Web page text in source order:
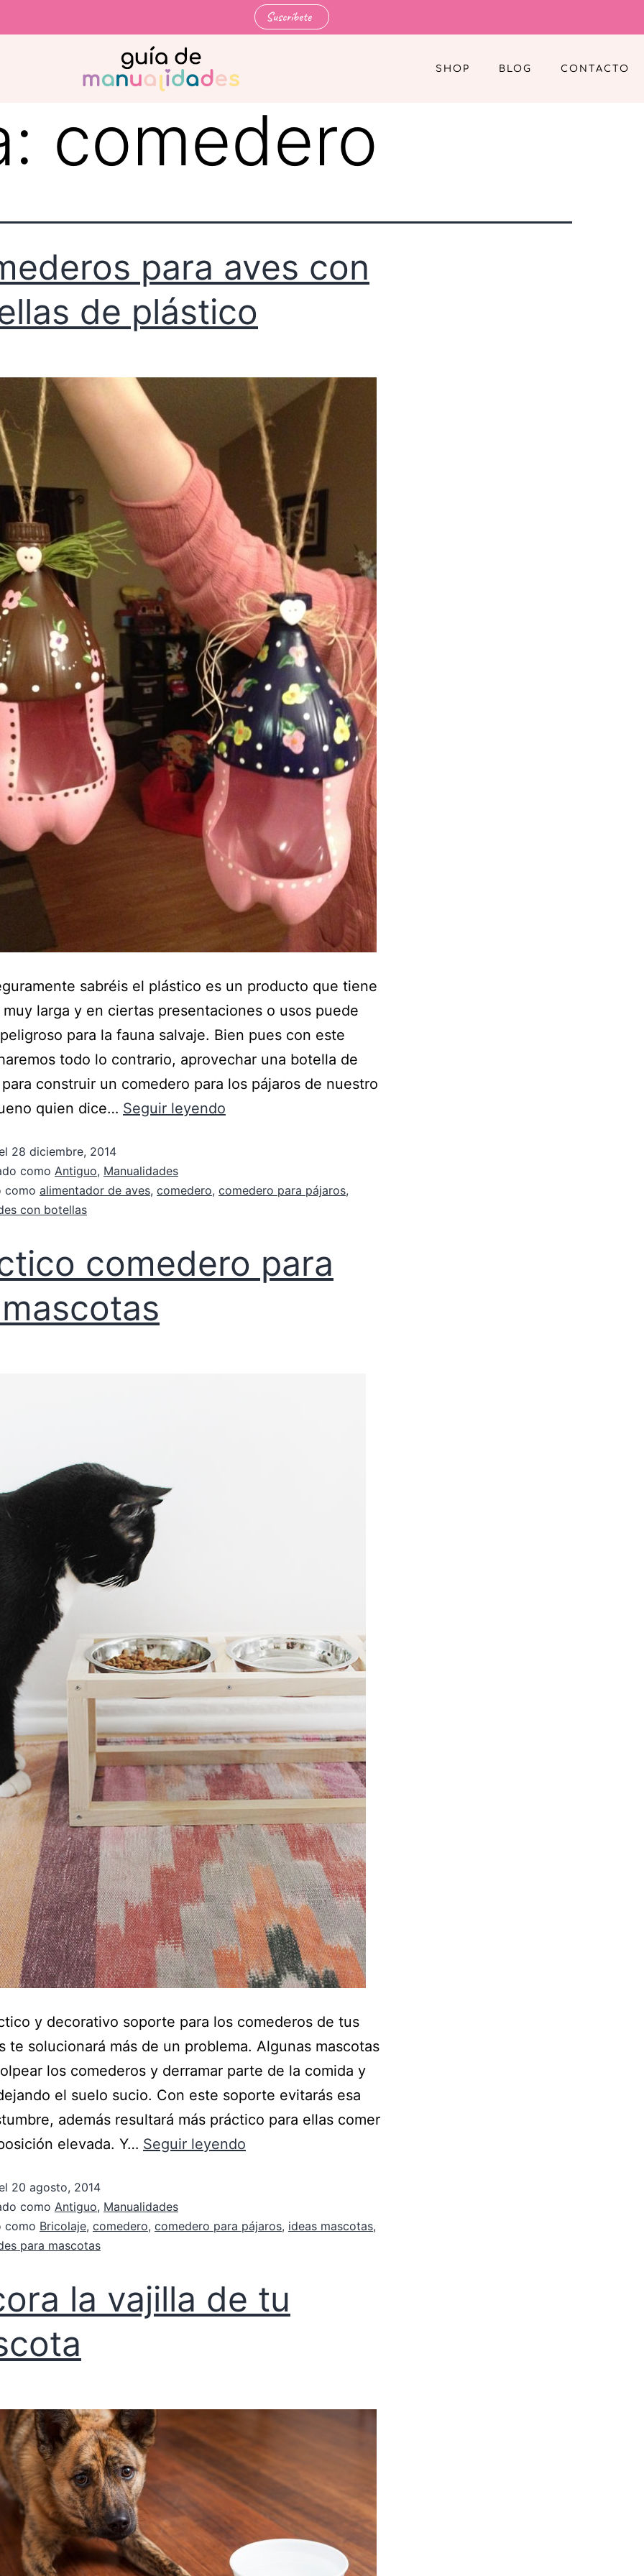
Suscríbete
SHOP BLOG CONTACTO
comedero
para aves con
de plástico
sabréis el plástico es un producto que tiene
larga y en ciertas presentaciones o usos puede
para la fauna salvaje. Bien pues con este
todo lo contrario, aprovechar una botella de
construir un comedero para los pájaros de nuestro
quien dice… Seguir leyendo
28 diciembre, 2014
como Antiguo, Manualidades
como alimentador de aves, comedero, comedero para pájaros,
con botellas
comedero para
y decorativo soporte para los comederos de tus
te solucionará más de un problema. Algunas mascotas
los comederos y derramar parte de la comida y
el suelo sucio. Con este soporte evitarás esa
además resultará más práctico para ellas comer
elevada. Y… Seguir leyendo
20 agosto, 2014
como Antiguo, Manualidades
como Bricolaje, comedero, comedero para pájaros, ideas mascotas,
para mascotas
la vajilla de tu